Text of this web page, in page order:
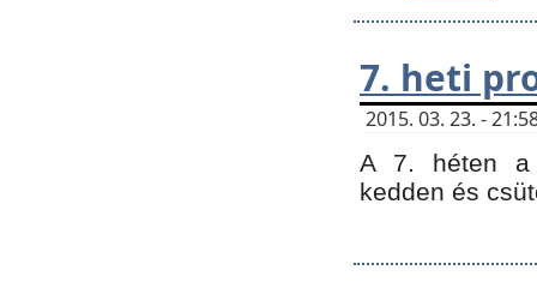
7. heti
2015. 03. 23. -
A 7. héten a
kedden és